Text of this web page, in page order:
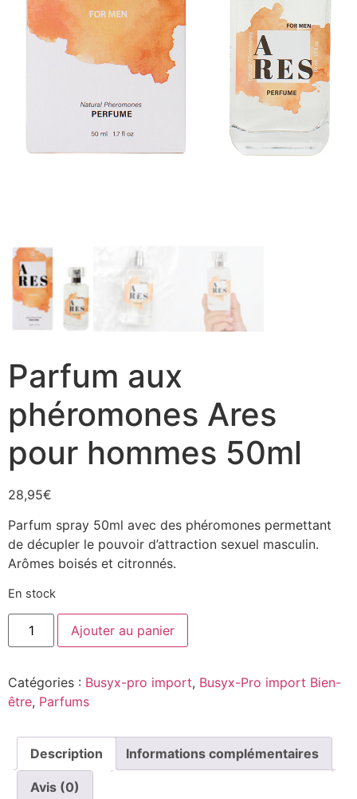
Parfum aux
phéromones Ares
pour hommes 50ml
28,95€
Parfum spray 50ml avec des phéromones permettant
de décupler le pouvoir d’attraction sexuel masculin.
Arômes boisés et citronnés.
En stock
Ajouter au panier
Catégories : Busyx-pro import, Busyx-Pro import Bien-
être, Parfums
Description Informations complémentaires
Avis (0)